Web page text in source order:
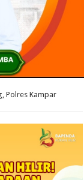
Polres Kampar